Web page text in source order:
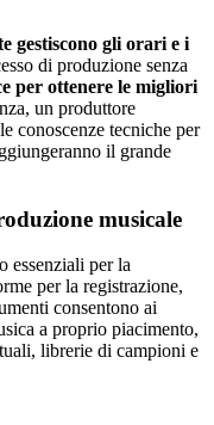
gestiscono gli orari e i
di produzione senza
per ottenere le migliori
un produttore
conoscenze tecniche per
il grande
musicale
essenziali per la
per la registrazione,
consentono ai
a proprio piacimento,
librerie di campioni e